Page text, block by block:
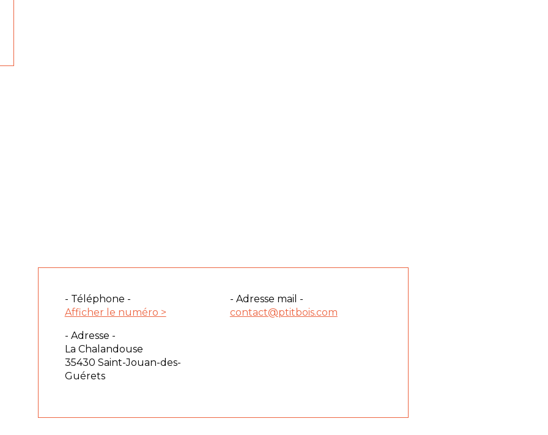
- Téléphone -
Afficher le numéro >
- Adresse -
La Chalandouse
35430 Saint-Jouan-des-
Guérets
- Adresse mail -
contact@ptitbois.com